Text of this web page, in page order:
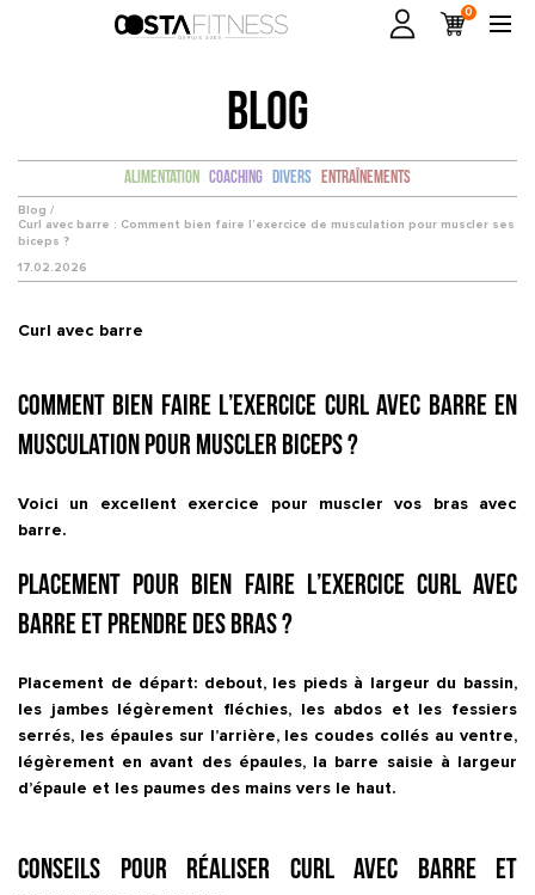
0
BLOG
Alimentation Coaching Divers Entraînements
Blog /
Curl avec barre : Comment bien faire l’exercice de musculation pour muscler ses
biceps ?
17.02.2026
Curl avec barre
Comment bien faire l’exercice Curl avec barre en
musculation pour muscler biceps ?
Voici un excellent exercice pour muscler vos bras avec
barre.
Placement pour bien faire l’exercice Curl avec
barre et prendre des bras ?
Placement de départ: debout, les pieds à largeur du bassin,
les jambes légèrement fléchies, les abdos et les fessiers
serrés, les épaules sur l’arrière, les coudes collés au ventre,
légèrement en avant des épaules, la barre saisie à largeur
d’épaule et les paumes des mains vers le haut.
Conseils pour réaliser Curl avec barre et